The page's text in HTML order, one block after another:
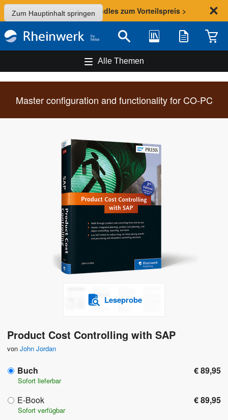
Zum Hauptinhalt springen
Sommer-Aktion: Bundles zum Vorteilspreis >
Suche Bibliothek Merkliste
Alle Themen
Master configuration and functionality for CO-PC
Leseprobe
Product Cost Controlling with SAP
von John Jordan
Buch € 89,95
Sofort lieferbar
E-Book € 89,95
Sofort verfügbar